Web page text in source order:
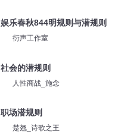
娱乐春秋844明规则与潜规则
衍声工作室
社会的潜规则
人性商战_施念
职场潜规则
楚翘_诗歌之王